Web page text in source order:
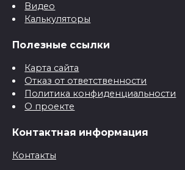
Видео
Калькуляторы
Полезные ссылки
Карта сайта
Отказ от ответственности
Политика конфиденциальности
О проекте
Контактная информация
Контакты